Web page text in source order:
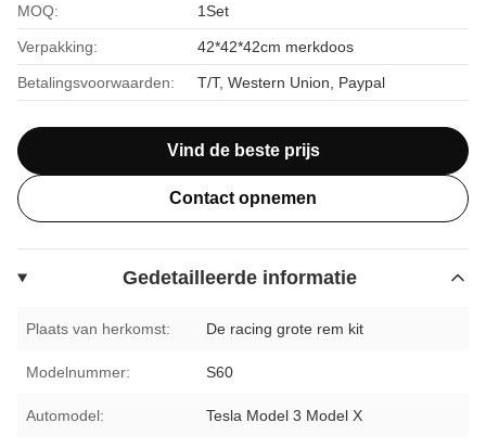
MOQ: 1Set
Verpakking: 42*42*42cm merkdoos
Betalingsvoorwaarden: T/T, Western Union, Paypal
Vind de beste prijs
Contact opnemen
Gedetailleerde informatie
Plaats van herkomst: De racing grote rem kit
Modelnummer: S60
Automodel: Tesla Model 3 Model X